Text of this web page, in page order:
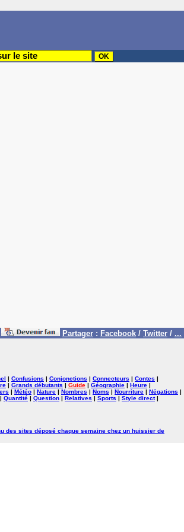
Partager : Facebook / Twitter / ...
| Confusions | Conjonctions | Connecteurs | Contes |
| Grands débutants | Guide | Géographie | Heure |
| Météo | Nature | Nombres | Noms | Nourriture | Négations |
| Quantité | Question | Relatives | Sports | Style direct|
des sites déposé chaque semaine chez un huissier de